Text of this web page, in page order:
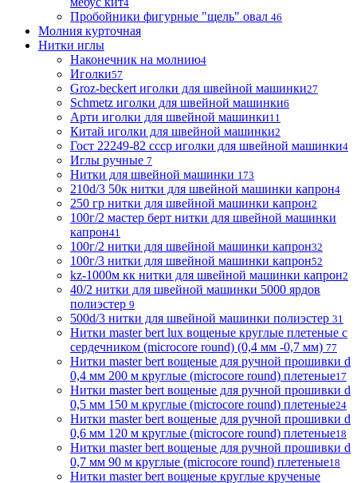
4
Пробойники фигурные "щель" овал 46
Молния курточная
Нитки иглы
Наконечник на молнию4
Иголки57
Groz-beckert иголки для швейной машинки27
Schmetz иголки для швейной машинки6
Арти иголки для швейной машинки11
Китай иголки для швейной машинки2
Гост 22249-82 ссср иголки для швейной машинки4
Иглы ручные 7
Нитки для швейной машинки 173
210d/3 50к нитки для швейной машинки капрон4
250 гр нитки для швейной машинки капрон2
100г/2 мастер берт нитки для швейной машинки
капрон41
100г/2 нитки для швейной машинки капрон32
100г/3 нитки для швейной машинки капрон52
kz-1000м кк нитки для швейной машинки капрон2
40/2 нитки для швейной машинки 5000 ярдов
полиэстер 9
500d/3 нитки для швейной машинки полиэстер 31
Нитки master bert lux вощеные круглые плетеные с
сердечником (microcore round) (0,4 мм -0,7 мм) 77
Нитки master bert вощеные для ручной прошивки d
0,4 мм 200 м круглые (microcore round) плетеные17
Нитки master bert вощеные для ручной прошивки d
0,5 мм 150 м круглые (microcore round) плетеные24
Нитки master bert вощеные для ручной прошивки d
0,6 мм 120 м круглые (microcore round) плетеные18
Нитки master bert вощеные для ручной прошивки d
0,7 мм 90 м круглые (microcore round) плетеные18
Нитки master bert вощеные круглые крученые